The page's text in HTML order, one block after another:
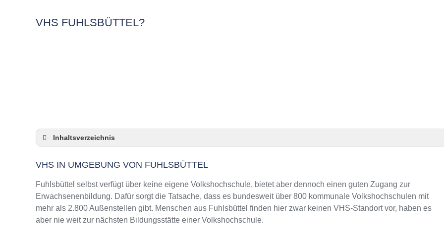
VHS FUHLSBÜTTEL?
Inhaltsverzeichnis
3 Quicktipps
Checkliste: VHS-Kurse rund um Fuhlsbüttel finden
Keine VHS in Fuhlsbüttel
Online-Kurse: Pro und Contra
Online-Kurse als alternative Angebote zu VHS-Kursen
VHS IN UMGEBUNG VON FUHLSBÜTTEL
Fuhlsbüttel selbst verfügt über keine eigene Volkshochschule, bietet aber dennoch einen guten Zugang zur
Erwachsenenbildung. Dafür sorgt die Tatsache, dass es bundesweit über 800 kommunale Volkshochschulen mit
mehr als 2.800 Außenstellen gibt. Menschen aus Fuhlsbüttel finden hier zwar keinen VHS-Standort vor, haben es
aber nie weit zur nächsten Bildungsstätte einer Volkshochschule.